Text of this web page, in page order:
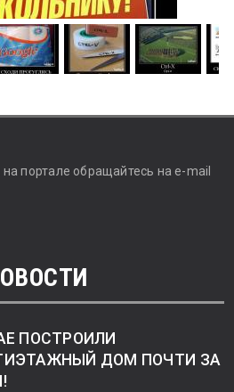
портале обращайтесь на e-mail
ПОСТРОИЛИ
ДОМ ПОЧТИ ЗА